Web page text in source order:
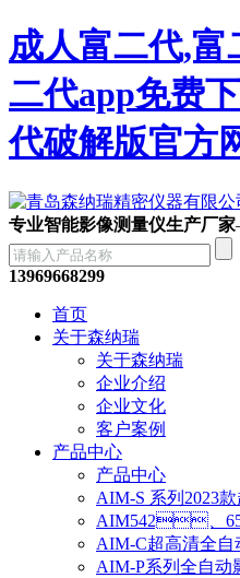
成人富二代,富
二代app免费
代破解版官方
专业智能影像测量仪生产厂家
13969668299
首页
关于森纳瑞
关于森纳瑞
企业介绍
企业文化
客户案例
产品中心
产品中心
AIM-S 系列2023
AIM542、
AIM-C超高清全
AIM-P系列全自动